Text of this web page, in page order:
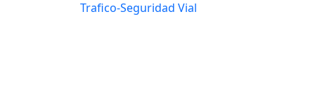
Trafico-Seguridad Vial